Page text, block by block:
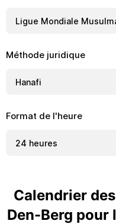
Méthode juridique
Format de l'heure
Calendrier
Den-Berg pour